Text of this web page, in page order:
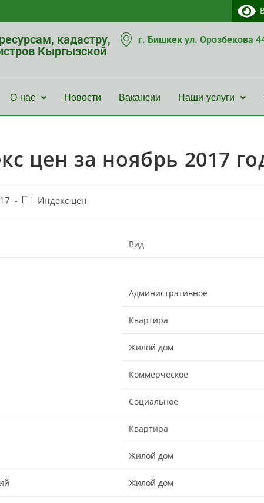
кадастру,
Кыргызской
г. Бишкек ул. Орозбекова
О нас Новости Вакансии Наши услуги
цен за ноябрь 2017
Индекс цен
Вид
Административное
Квартира
Жилой дом
Коммерческое
Социальное
Квартира
Жилой дом
Жилой дом